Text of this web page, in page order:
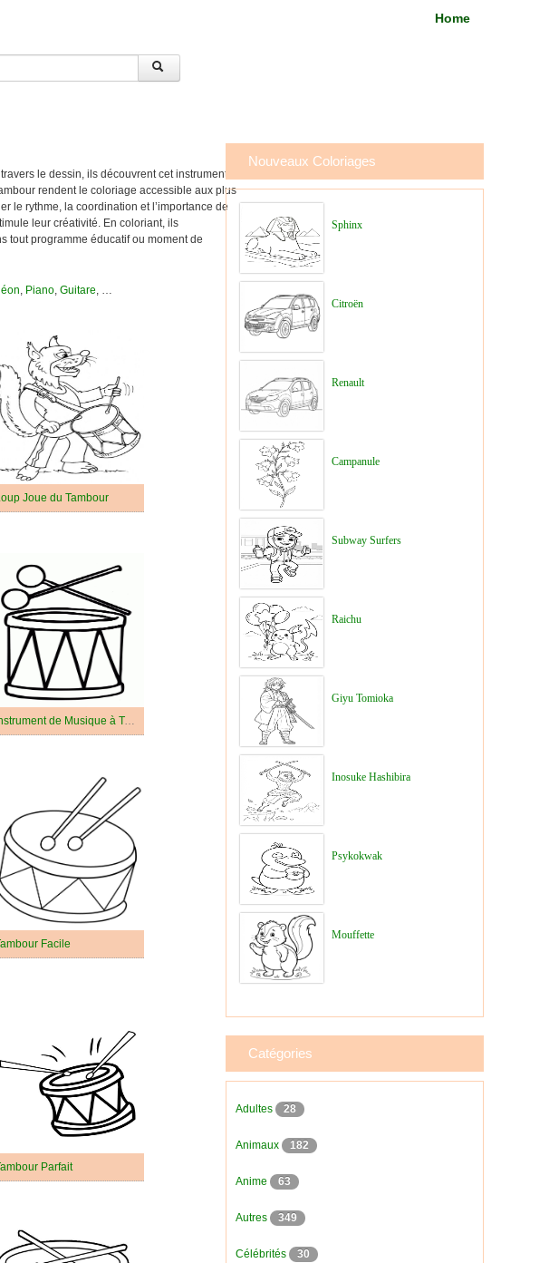
Home
le dessin, ils découvrent cet instrument à
rendent le coloriage accessible aux plus
le rythme, la coordination et l’importance de
leur créativité. En coloriant, ils
tout programme éducatif ou moment de
, Piano, Guitare, …
Joue du Tambour
Instrument de Musique à Tambour
Facile
Parfait
Nouveaux Coloriages
Sphinx
Citroën
Renault
Campanule
Subway Surfers
Raichu
Giyu Tomioka
Inosuke Hashibira
Psykokwak
Mouffette
Catégories
Adultes 28
Animaux 182
Anime 63
Autres 349
Célébrités 30